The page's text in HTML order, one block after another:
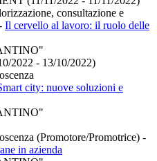
consultazione e
Il cervello al lavoro: il ruolo delle
2022 - 13/10/2022)
city: nuove soluzioni e
(Promotore/Promotrice) -
in azienda